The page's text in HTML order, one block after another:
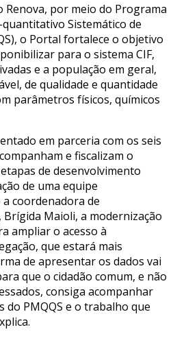
Renova, por meio do Programa
Sistemático de
o Portal fortalece o objetivo
para o sistema CIF,
e a população em geral,
de qualidade e quantidade
parâmetros físicos, químicos
em parceria com os seis
e fiscalizam o
de desenvolvimento
de uma equipe
coordenadora de
Maioli, a modernização
ampliar o acesso à
que estará mais
de apresentar os dados vai
que o cidadão comum, e não
consiga acompanhar
do PMQQS e o trabalho que